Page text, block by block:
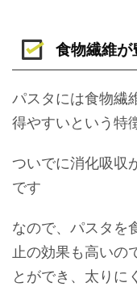
食物繊維が
パスタには食物繊
得やすいという特
ついでに消化吸収
です
なので、パスタを
止の効果も高いの
とができ、太りに